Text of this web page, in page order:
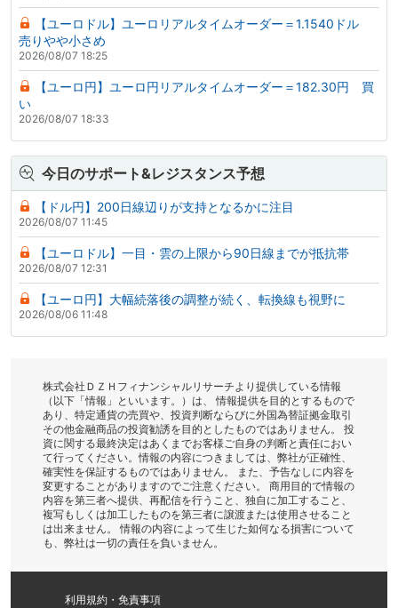
【ユーロドル】ユーロリアルタイムオーダー＝1.1540ドル
売りやや小さめ
2026/08/07 18:25
【ユーロ円】ユーロ円リアルタイムオーダー＝182.30円 買
い
2026/08/07 18:33
今日のサポート&レジスタンス予想
【ドル円】200日線辺りが支持となるかに注目
2026/08/07 11:45
【ユーロドル】一目・雲の上限から90日線までが抵抗帯
2026/08/07 12:31
【ユーロ円】大幅続落後の調整が続く、転換線も視野に
2026/08/06 11:48
株式会社ＤＺＨフィナンシャルリサーチより提供している情報
（以下「情報」といいます。）は、 情報提供を目的とするもので
あり、特定通貨の売買や、投資判断ならびに外国為替証拠金取引
その他金融商品の投資勧誘を目的としたものではありません。 投
資に関する最終決定はあくまでお客様ご自身の判断と責任におい
て行ってください。情報の内容につきましては、弊社が正確性、
確実性を保証するものではありません。 また、予告なしに内容を
変更することがありますのでご注意ください。 商用目的で情報の
内容を第三者へ提供、再配信を行うこと、独自に加工すること、
複写もしくは加工したものを第三者に譲渡または使用させること
は出来ません。 情報の内容によって生じた如何なる損害について
も、弊社は一切の責任を負いません。
利用規約・免責事項